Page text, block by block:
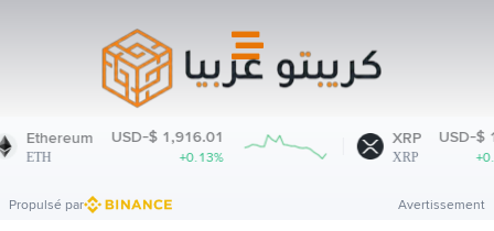
Ethereum
ETH
USD-$ 1,916.01
+0.13%
XRP
XRP
USD-$
Propulsé par Avertissement